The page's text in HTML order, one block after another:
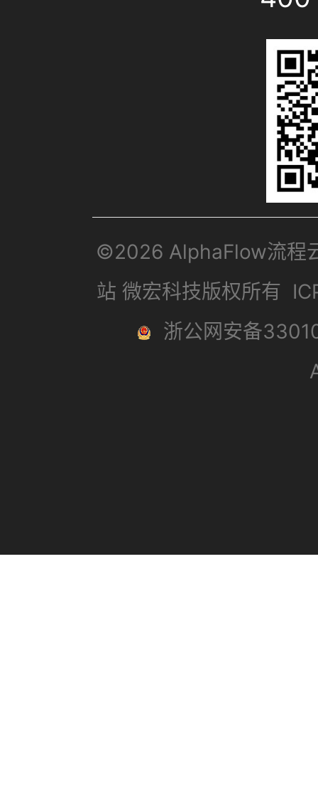
©2026 AlphaFlow流程
站 微宏科技版权所有
浙公网安备